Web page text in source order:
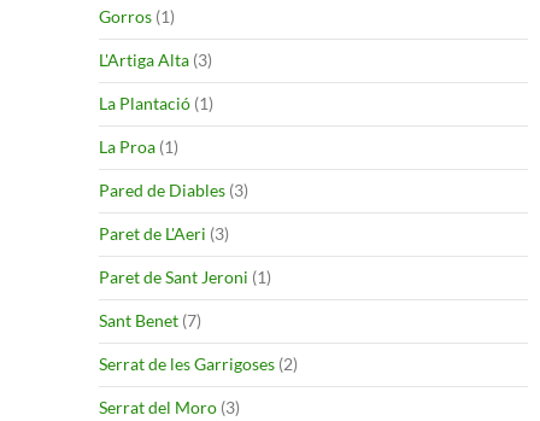
Gorros (1)
L'Artiga Alta (3)
La Plantació (1)
La Proa (1)
Pared de Diables (3)
Paret de L'Aeri (3)
Paret de Sant Jeroni (1)
Sant Benet (7)
Serrat de les Garrigoses (2)
Serrat del Moro (3)